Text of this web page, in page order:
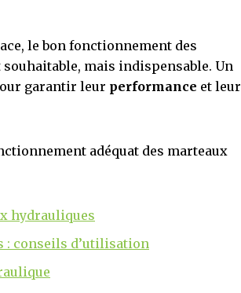
le bon fonctionnement des
mais indispensable. Un
garantir leur performance et leur
adéquat des marteaux
hydrauliques
: conseils d’utilisation